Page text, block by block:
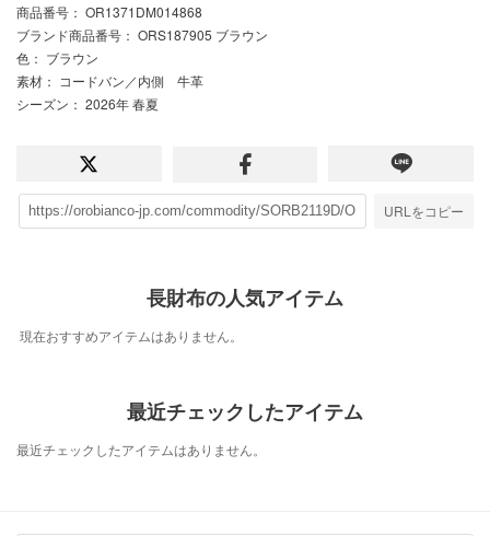
商品番号 ： OR1371DM014868
ブランド商品番号 ： ORS187905 ブラウン
色 ： ブラウン
素材 ： コードバン／内側 牛革
シーズン ： 2026年 春夏
URLをコピー
長財布の人気アイテム
現在おすすめアイテムはありません。
最近チェックしたアイテム
最近チェックしたアイテムはありません。